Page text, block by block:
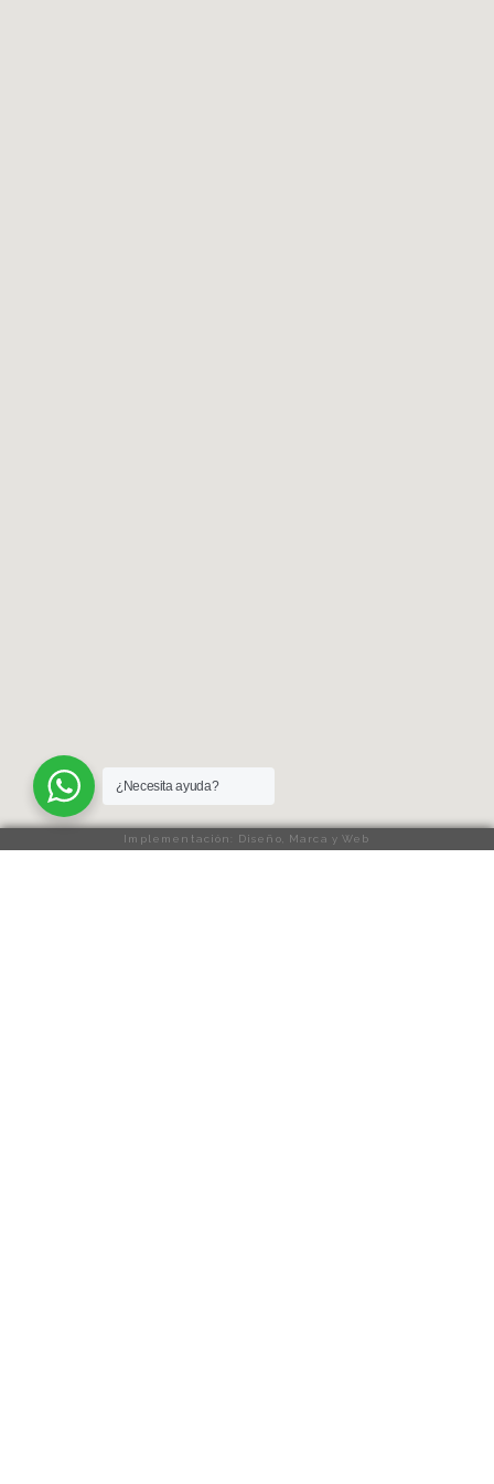
¿Necesita ayuda?
Implementación: Diseño, Marca y Web